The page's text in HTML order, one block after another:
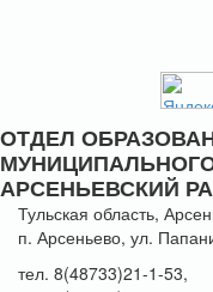
ОТДЕЛ
АРСЕНЬЕВСКИЙ
Тульская область,
п. Арсеньево, ул.
тел. 8(48733)21-1-53,